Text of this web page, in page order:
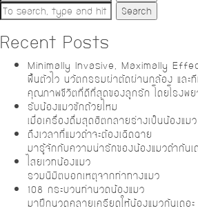
Search
Recent Posts
Minimally Invasive, Maximally
ฟื้นตัวไว นวัตกรรมผ่าตัดผ่านกล้อง และที
คุณภาพชีวิตที่ดีที่สุดของลูกรัก โดยโรงพ
รับน้องแมวซักถ้วยไหม
เมื่อเครื่องดื่มสุดฮิตกลายร่างเป็นน้องแมว
ถึงเวลาที่แมวดำจะต้องเฉิดฉาย
มารู้จักกับความน่ารักของน้องแมวดำกันเ
ไสยเวทน้องแมว
รวมนิมิตบอกเหตุจากท่าทางแมว
108 กระบวนท่านวดน้องแมว
มาฝึกนวดคลายเครียดให้น้องแมวกันเถอะ